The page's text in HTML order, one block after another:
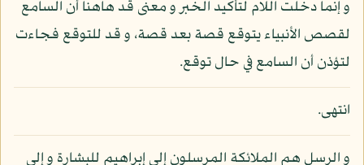
و إنما دخلت اللام لتأكيد الخبر و معنى قد هاهنا أن السامع
لقصص الأنبياء يتوقع قصة بعد قصة، و قد للتوقع فجاءت
لتؤذن أن السامع في حال توقع.
انتهى.
و الرسل هم الملائكة المرسلون إلى إبراهيم للبشارة و إلى